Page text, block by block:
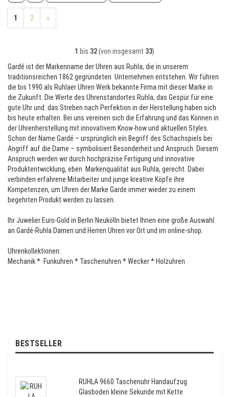
1 2 »
1 bis 32(von insgesamt 33)
Gardé ist der Markenname der Uhren aus Ruhla, die in unserem
traditionsreichen 1862 gegründeten Unternehmen entstehen. Wir führen
die bis 1990 als Ruhlaer Uhren Werk bekannte Firma mit dieser Marke in
die Zukunft. Die Werte des Uhrenstandortes Ruhla, das Gespür für eine
gute Uhr und das Streben nach Perfektion in der Herstellung haben sich
bis heute erhalten. Bei uns vereinen sich die Erfahrung und das Können in
der Uhrenherstellung mit innovativem Know-how und aktuellen Styles.
Schon der Name Gardé – ursprünglich ein Begriff des Schachspiels bei
Angriff auf die Dame – symbolisiert Besonderheit und Anspruch. Diesem
Anspruch werden wir durch hochpräzise Fertigung und innovative
Produktentwicklung, eben Markenqualität aus Ruhla, gerecht. Dabei
verbinden erfahrene Mitarbeiter und junge kreative Köpfe ihre
Kompetenzen, um Uhren der Marke Garde immer wieder zu einem
begehrten Produkt werden zu lassen.
Ihr Juwelier Euro-Gold in Berlin Neukölln bietet Ihnen eine große Auswahl
an Gardé-Ruhla Damen und Herren Uhren vor Ort und im online-shop.
Uhrenkollektionen:
Mechanik * Funkuhren * Taschenuhren * Wecker * Holzuhren
BESTSELLER
RUHLA 9660 Taschenuhr Handaufzug
Glasboden kleine Sekunde mit Kette